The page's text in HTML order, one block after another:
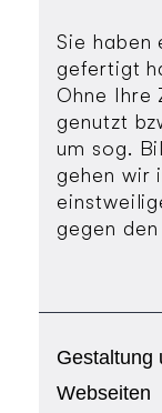
Sie haben
gefertigt
Ohne Ihre
genutzt
um sog.
gehen wir
gegen
Gestaltung
Webseiten